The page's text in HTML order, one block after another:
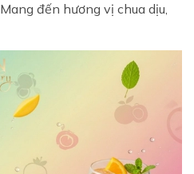
Mang đến hương vị chua dịu,